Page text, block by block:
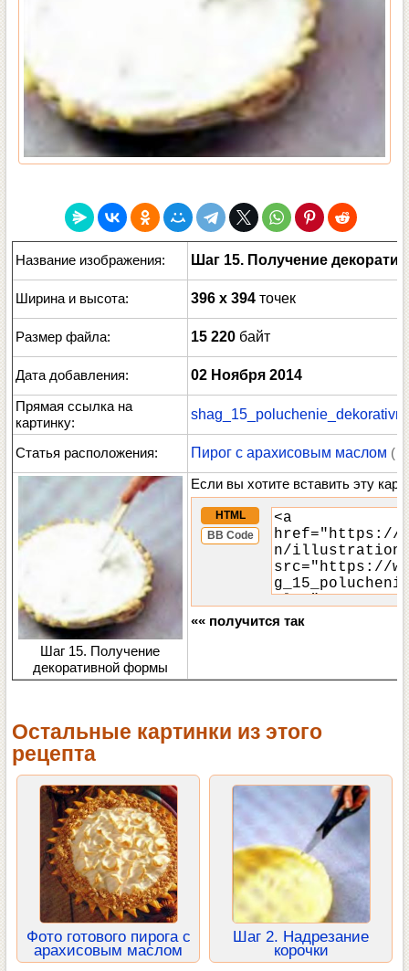
Название изображения: Шаг 15. Получение
Ширина и высота: 396 x 394 точек
Размер файла: 15 220 байт
Дата добавления:
02 Ноября 2014
Прямая ссылка на
картинку:
Статья расположения: Пирог с арахисовым маслом ( /
Шаг 15. Получение
декоративной формы
Если вы хотите вставить эту
HTML
BB Code
«« получится так
Остальные картинки из этого
рецепта
Фото готового пирога с
арахисовым маслом
Шаг 2. Надрезание
корочки